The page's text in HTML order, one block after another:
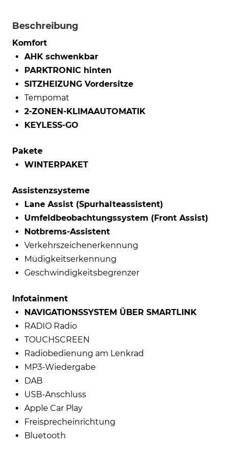
Beschreibung
Komfort
AHK schwenkbar
PARKTRONIC hinten
SITZHEIZUNG Vordersitze
Tempomat
2-ZONEN-KLIMAAUTOMATIK
KEYLESS-GO
Pakete
WINTERPAKET
Assistenzsysteme
Lane Assist (Spurhalteassistent)
Umfeldbeobachtungssystem (Front Assist)
Notbrems-Assistent
Verkehrszeichenerkennung
Müdigkeitserkennung
Geschwindigkeitsbegrenzer
Infotainment
NAVIGATIONSSYSTEM ÜBER SMARTLINK
RADIO Radio
TOUCHSCREEN
Radiobedienung am Lenkrad
MP3-Wiedergabe
DAB
USB-Anschluss
Apple Car Play
Freisprecheinrichtung
Bluetooth